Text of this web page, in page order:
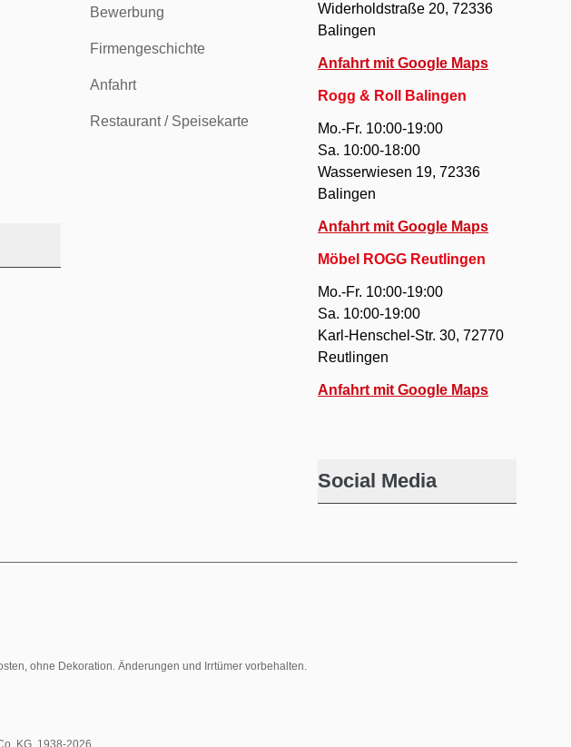
Bewerbung
Firmengeschichte
Anfahrt
Restaurant / Speisekarte
Widerholdstraße 20, 72336
Balingen
Anfahrt mit Google Maps
Rogg & Roll Balingen
Mo.-Fr. 10:00-19:00
Sa. 10:00-18:00
Wasserwiesen 19, 72336
Balingen
Anfahrt mit Google Maps
Möbel ROGG Reutlingen
Mo.-Fr. 10:00-19:00
Sa. 10:00-19:00
Karl-Henschel-Str. 30, 72770
Reutlingen
Anfahrt mit Google Maps
Social Media
ohne Dekoration. Änderungen und Irrtümer vorbehalten.